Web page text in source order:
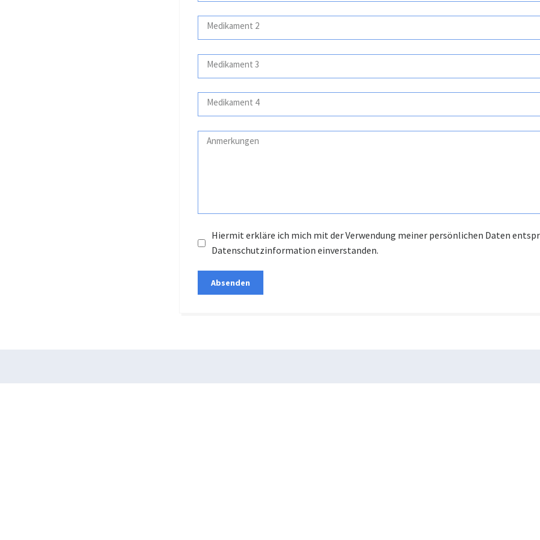
Hiermit erkläre ich mich mit der Verwendung meiner persönlichen Daten
Datenschutzinformation einverstanden.
Absenden